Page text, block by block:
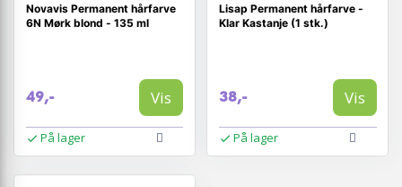
Novavis Permanent hårfarve
6N Mørk blond - 135 ml
49,- Vis
På lager
Lisap Permanent hårfarve -
Klar Kastanje (1 stk.)
38,- Vis
På lager